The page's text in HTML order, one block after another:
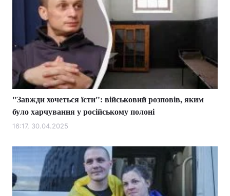
"Завжди хочеться їсти": військовий розповів, яким
було харчування у російському полоні
16:17, 30.04.2025